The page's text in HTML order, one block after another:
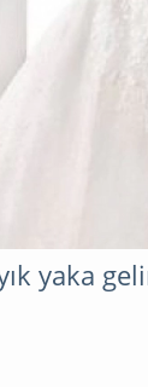
yaka